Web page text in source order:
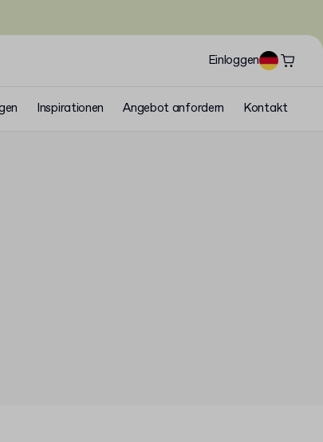
Einloggen
Inspirationen Angebot anfordern Kontakt